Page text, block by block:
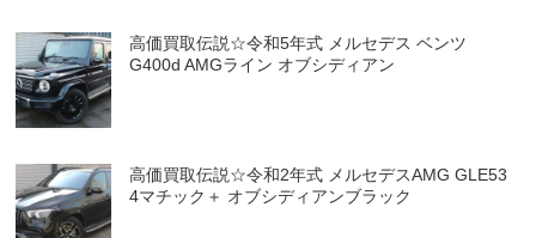
高価買取伝説☆令和5年式 メルセデス ベンツ
G400d AMGライン オブシディアン
高価買取伝説☆令和2年式 メルセデスAMG GLE53
4マチック＋ オブシディアンブラック